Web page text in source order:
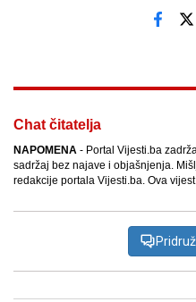
Chat čitatelja
NAPOMENA - Portal Vijesti.ba
sadržaj bez najave i objašnjenja.
redakcije portala Vijesti.ba. Ova